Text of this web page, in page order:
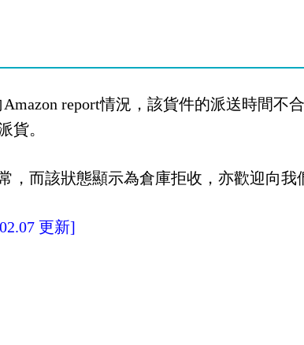
report情況，該貨件的派送時間不
貨。
，而該狀態顯示為倉庫拒收，亦歡迎向我
更新]